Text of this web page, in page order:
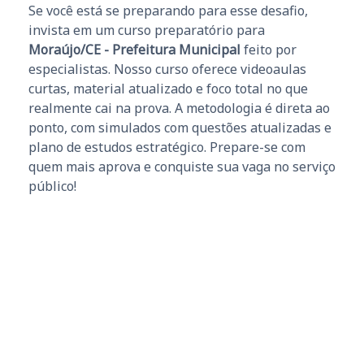
Se você está se preparando para esse desafio,
invista em um curso preparatório para
Moraújo/CE - Prefeitura Municipal feito por
especialistas. Nosso curso oferece videoaulas
curtas, material atualizado e foco total no que
realmente cai na prova. A metodologia é direta ao
ponto, com simulados com questões atualizadas e
plano de estudos estratégico. Prepare-se com
quem mais aprova e conquiste sua vaga no serviço
público!